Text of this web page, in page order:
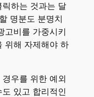
하는 것과는 달
명분도 분명치
고비를 가중시키
위해 자제해야 하
우를 위한 예외
있고 합리적인